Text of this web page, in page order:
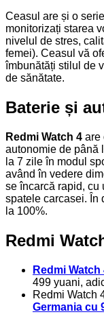
Ceasul are și o
monitorizați starea
nivelul de stres,
femei). Ceasul vă
îmbunătăți stilul de
de sănătate.
Baterie și
Redmi Watch 4 are
autonomie de până
la 7 zile în modul
având în vedere
se încarcă rapid, cu
spatele carcasei. În
la 100%.
Redmi
Redmi Watch
499 yuani,
Redmi Watch
Germania cu